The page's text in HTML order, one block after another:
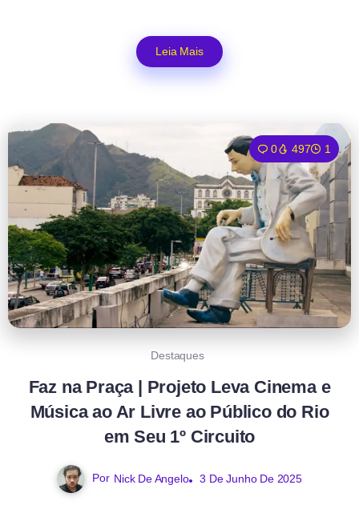
Leia Mais
0 497 1
Destaques
Faz na Praça | Projeto Leva Cinema e
Música ao Ar Livre ao Público do Rio
em Seu 1º Circuito
Por Nick De Angelo 3 De Junho De 2025